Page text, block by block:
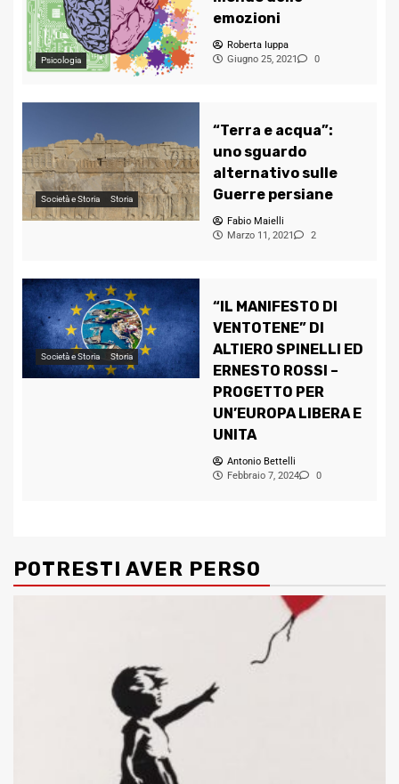
Psicologia
emozioni
Roberta Iuppa
Giugno 25, 2021
0
Società e Storia Storia
“Terra e acqua”:
uno sguardo
alternativo sulle
Guerre persiane
Fabio Maielli
Marzo 11, 2021
2
Società e Storia Storia
“IL MANIFESTO DI
VENTOTENE” DI
ALTIERO SPINELLI ED
ERNESTO ROSSI –
PROGETTO PER
UN’EUROPA LIBERA E
UNITA
Antonio Bettelli
Febbraio 7, 2024
0
POTRESTI AVER PERSO